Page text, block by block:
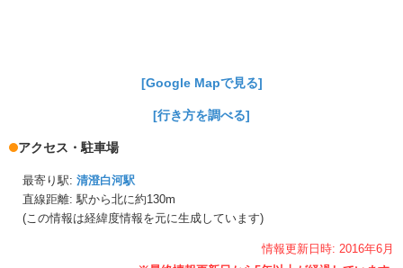
[Google Mapで見る]
[行き方を調べる]
アクセス・駐車場
最寄り駅: 清澄白河駅
直線距離: 駅から北に約130m
(この情報は経緯度情報を元に生成しています)
情報更新日時: 2016年6月